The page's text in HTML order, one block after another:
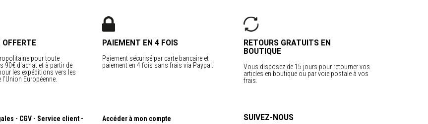
OFFERTE
pour toute
90€ d'achat et à partir de
les expéditions vers les
Européenne.
PAIEMENT EN 4 FOIS
Paiement sécurisé par carte bancaire et
paiement en 4 fois sans frais via Paypal.
RETOURS GRATUITS EN
BOUTIQUE
Vous disposez de 15 jours pour retourner vos
articles en boutique ou par voie postale à vos
frais.
CGV
Service client
Accéder à mon compte
SUIVEZ-NOUS